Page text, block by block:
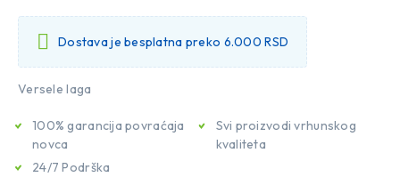
Dostava je besplatna preko 6.000 RSD
Versele laga
100% garancija povraćaja
novca
24/7 Podrška
Svi proizvodi vrhunskog
kvaliteta